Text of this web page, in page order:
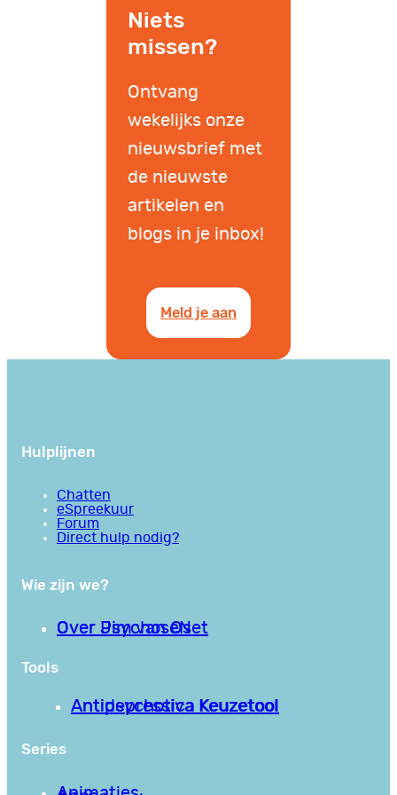
Niets
missen?
Ontvang
wekelijks onze
nieuwsbrief met
de nieuwste
artikelen en
blogs in je inbox!
Meld je aan
Hulplijnen
Chatten
eSpreekuur
Forum
Direct hulp nodig?
Wie zijn we?
Over PsychoseNet
Over Jim van Os
Tools
Antipsychotica Keuzetool
Antidepressiva Keuzetool
Series